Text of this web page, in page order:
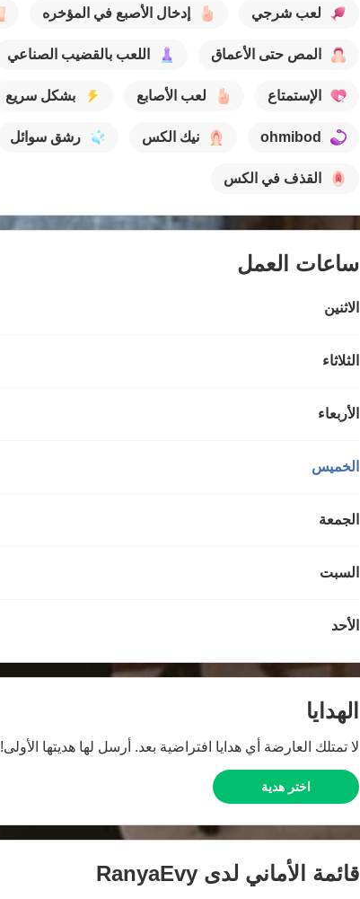
لعب شرجي إدخال الأصبع في المؤخره
المص حتى الأعماق اللعب بالقضيب الصناعي
الإستمتاع لعب الأصابع بشكل سريع
ohmibod نيك الكس رشق سوائل
القذف في الكس
ساعات العمل
الاثنين
الثلاثاء
الأربعاء
الخميس
الجمعة
السبت
الأحد
الهدايا
لا تمتلك العارضة أي هدايا افتراضية بعد. أرسل لها هديتها الأولى!
اختر هدية
قائمة الأماني لدى RanyaEvy